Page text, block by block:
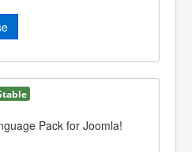
Pack for Joomla!